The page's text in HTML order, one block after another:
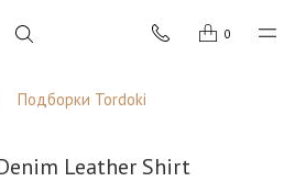
0
Подборки Tordoki
Leather Shirt